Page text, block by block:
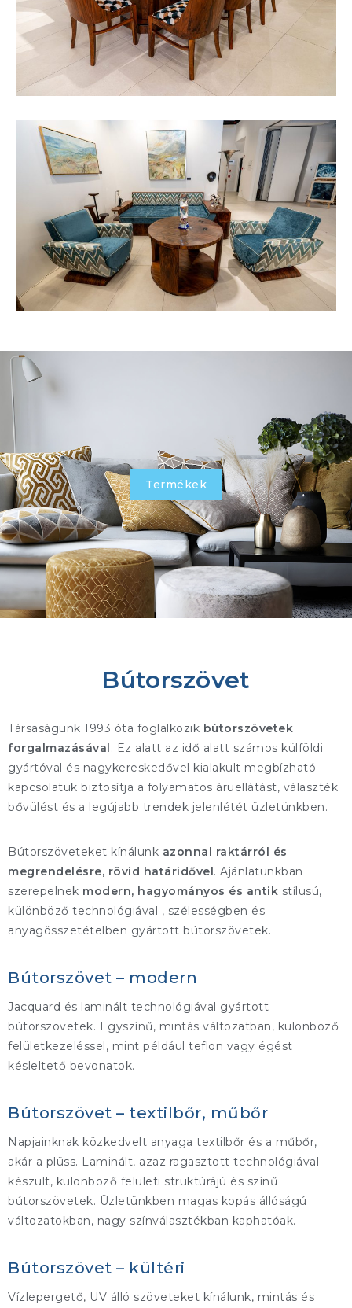
Termékek
Bútorszövet
Társaságunk 1993 óta foglalkozik bútorszövetek
forgalmazásával. Ez alatt az idő alatt számos külföldi
gyártóval és nagykereskedővel kialakult megbízható
kapcsolatuk biztosítja a folyamatos áruellátást, választék
bővülést és a legújabb trendek jelenlétét üzletünkben.
Bútorszöveteket kínálunk azonnal raktárról és
megrendelésre, rövid határidővel. Ajánlatunkban
szerepelnek modern, hagyományos és antik stílusú,
különböző technológiával , szélességben és
anyagösszetételben gyártott bútorszövetek.
Bútorszövet – modern
Jacquard és laminált technológiával gyártott
bútorszövetek. Egyszínű, mintás változatban, különböző
felületkezeléssel, mint például teflon vagy égést
késleltető bevonatok.
Bútorszövet – textilbőr, műbőr
Napjainknak közkedvelt anyaga textilbőr és a műbőr,
akár a plüss. Laminált, azaz ragasztott technológiával
készült, különböző felületi struktúrájú és színű
bútorszövetek. Üzletünkben magas kopás állóságú
változatokban, nagy színválasztékban kaphatóak.
Bútorszövet – kültéri
Vízlepergető, UV álló szöveteket kínálunk, mintás és